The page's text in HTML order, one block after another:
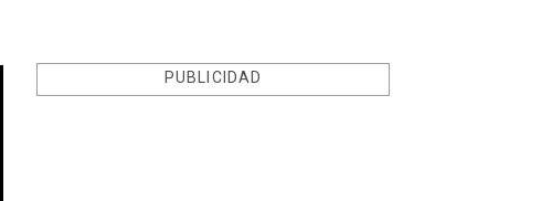
PUBLICIDAD